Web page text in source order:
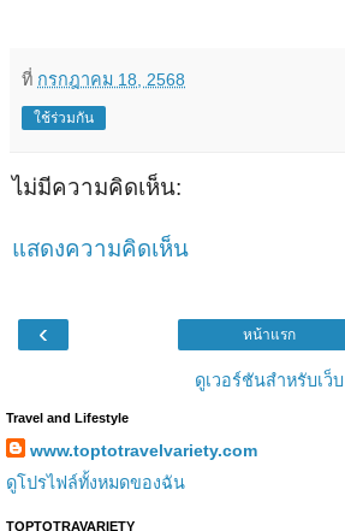
ที่ กรกฎาคม 18, 2568
ใช้ร่วมกัน
ไม่มีความคิดเห็น:
แสดงความคิดเห็น
‹ หน้าแรก
ดูเวอร์ชันสำหรับเว็บ
Travel and Lifestyle
www.toptotravelvariety.com
ดูโปรไฟล์ทั้งหมดของฉัน
TOPTOTRAVARIETY